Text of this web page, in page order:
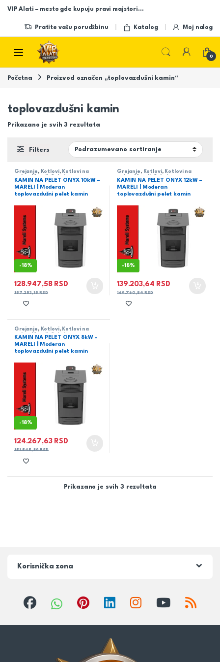
Skip to navigation
Skip to content
VIP Alati – mesto gde kupuju pravi majstori…
Pratite vašu porudžbinu Katalog Moj nalog
Open
0
Početna Proizvod označen „toplovazdušni kamin“
toplovazdušni kamin
Prikazano je svih 3 rezultata
Filters
Grejanje , Kotlovi, Kotlovi na
pelet, Mareli ,Sobni
KAMIN NA PELET ONYX 10kW –
MARELI | Moderan
toplovazdušni pelet kamin
-18%
128.947,58 RSD
157.253,15RSD
Grejanje , Kotlovi, Kotlovi na
pelet, Mareli ,Sobni
KAMIN NA PELET ONYX 12kW –
MARELI | Moderan
toplovazdušni pelet kamin
-18%
139.203,64 RSD
169.760,54RSD
Grejanje , Kotlovi, Kotlovi na
pelet, Mareli ,Sobni
KAMIN NA PELET ONYX 8kW –
MARELI | Moderan
toplovazdušni pelet kamin
-18%
124.267,63 RSD
151.545,89RSD
Prikazano je svih 3 rezultata
Korisnička zona